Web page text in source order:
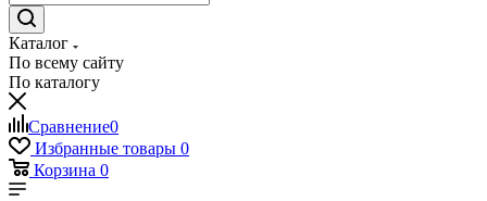
Каталог
По всему сайту
По каталогу
Сравнение0
Избранные товары 0
Корзина 0